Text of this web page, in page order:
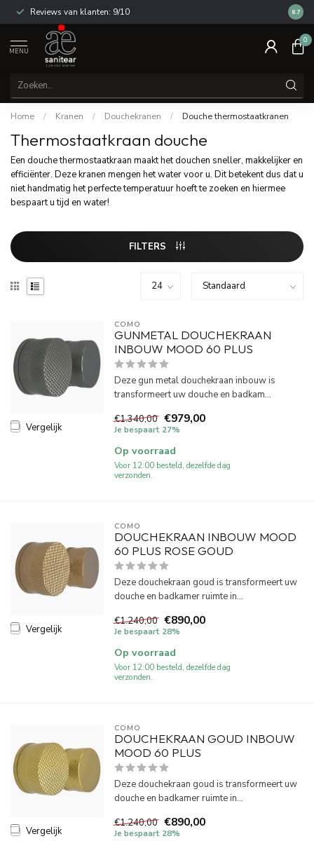
Reviews van klanten: 9/10 14
8.7
MENU
0
Home / Kranen / Douchekranen / Douche thermostaatkranen
Thermostaatkraan douche
Een douche thermostaatkraan maakt het douchen sneller, makkelijker en
efficiënter. Deze kranen mengen het water voor u. Dit betekent dus dat u
niet handmatig het perfecte temperatuur hoeft te zoeken en hiermee
bespaart u tijd en water!
FILTERS
Vergelijk
COMO
GUNMETAL DOUCHEKRAAN
INBOUW MOOD 60 PLUS
Deze gun metal douchekraan inbouw is
transformeert uw douche en badkam...
€1.340,00 €979,00
Je bespaart 27%
Op voorraad
Voor 12:00 besteld, dezelfde dag
verzonden.
Vergelijk
COMO
DOUCHEKRAAN INBOUW MOOD
60 PLUS ROSE GOUD
Deze douchekraan goud is transformeert uw
douche en badkamer ruimte in...
€1.240,00 €890,00
Je bespaart 28%
Op voorraad
Voor 12:00 besteld, dezelfde dag
verzonden.
Vergelijk
COMO
DOUCHEKRAAN GOUD INBOUW
MOOD 60 PLUS
Deze douchekraan goud is transformeert uw
douche en badkamer ruimte in...
€1.240,00 €890,00
Je bespaart 28%